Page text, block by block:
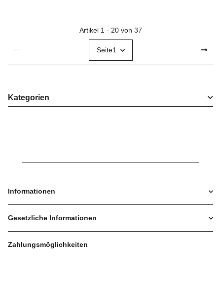
Artikel 1 - 20 von 37
Seite1
Kategorien
Informationen
Gesetzliche Informationen
Zahlungsmöglichkeiten